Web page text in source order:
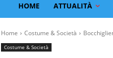
HOME ATTUALITÀ
Home Costume & Società
Costume & Società